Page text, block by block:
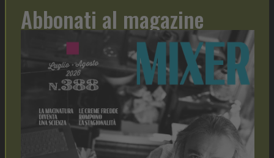
Abbonati al magazine